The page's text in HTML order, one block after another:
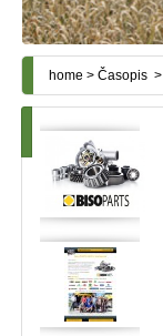
home > Časopis >